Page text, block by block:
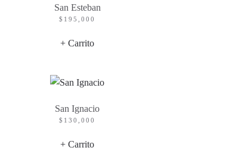
San Esteban
$ 195,000
+ Carrito
San Ignacio
$ 130,000
+ Carrito